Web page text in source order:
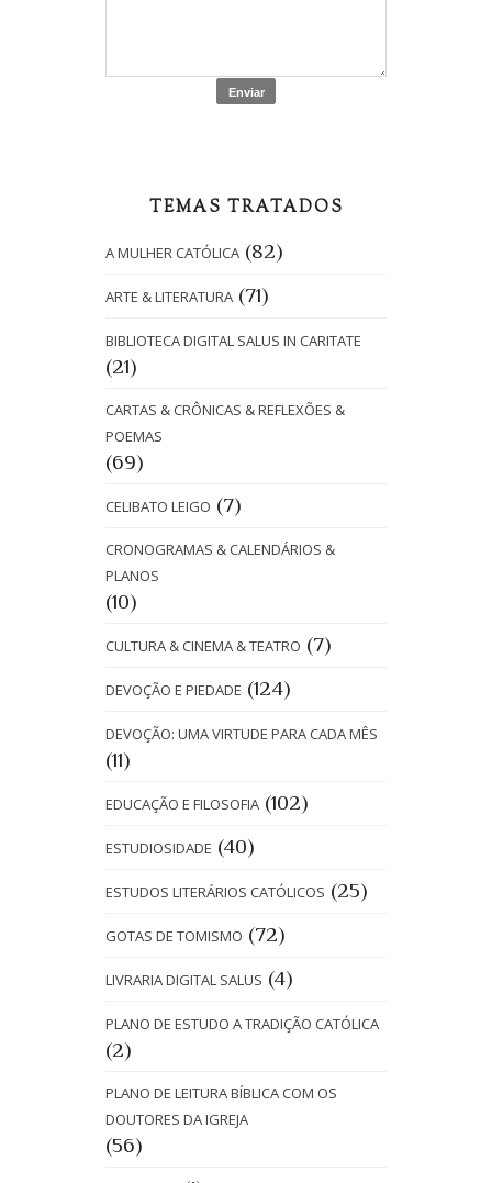
TEMAS TRATADOS
A MULHER CATÓLICA (82)
ARTE & LITERATURA (71)
BIBLIOTECA DIGITAL SALUS IN CARITATE
(21)
CARTAS & CRÔNICAS & REFLEXÕES &
POEMAS
(69)
CELIBATO LEIGO (7)
CRONOGRAMAS & CALENDÁRIOS &
PLANOS
(10)
CULTURA & CINEMA & TEATRO (7)
DEVOÇÃO E PIEDADE (124)
DEVOÇÃO: UMA VIRTUDE PARA CADA MÊS
(11)
EDUCAÇÃO E FILOSOFIA (102)
ESTUDIOSIDADE (40)
ESTUDOS LITERÁRIOS CATÓLICOS (25)
GOTAS DE TOMISMO (72)
LIVRARIA DIGITAL SALUS (4)
PLANO DE ESTUDO A TRADIÇÃO CATÓLICA
(2)
PLANO DE LEITURA BÍBLICA COM OS
DOUTORES DA IGREJA
(56)